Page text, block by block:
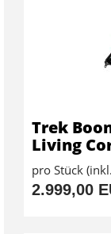
Trek
Living
pro Stück
2.999,00